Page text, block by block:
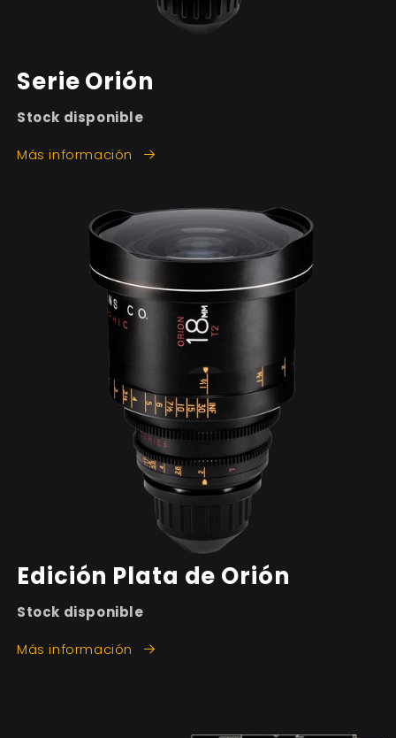
Serie Orión
Stock disponible
Más información
Edición Plata de Orión
Stock disponible
Más información